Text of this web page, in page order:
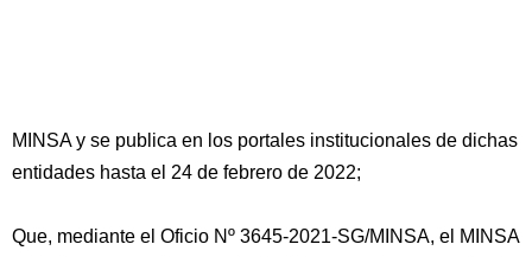
MINSA y se publica en los portales institucionales de dichas
entidades hasta el 24 de febrero de 2022;
Que, mediante el Oficio Nº 3645-2021-SG/MINSA, el MINSA